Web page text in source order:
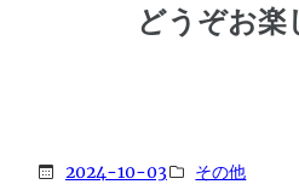
どうぞお楽
2024-10-03 その他